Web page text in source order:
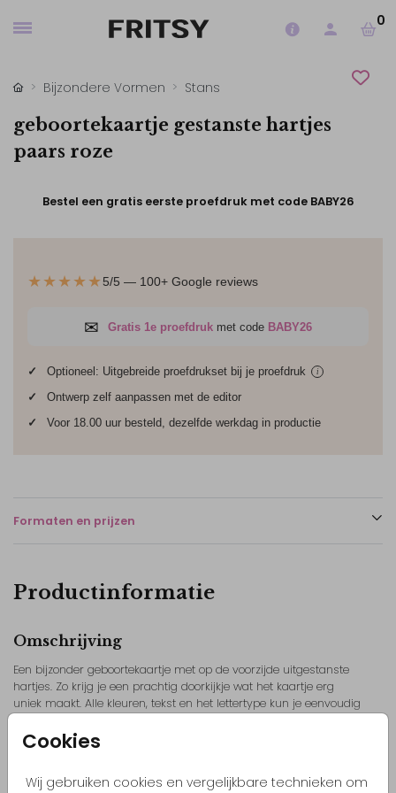
0
Cookies
Wij gebruiken cookies en vergelijkbare technieken om
Bijzondere Vormen Stans
geboortekaartje gestanste hartjes
paars roze
Bestel een gratis eerste proefdruk met code BABY26
★★★★★5/5 — 100+ Google reviews
✉ Gratis 1e proefdruk met code BABY26
✓ Optioneel: Uitgebreide proefdrukset bij je proefdruk i
✓
Ontwerp zelf aanpassen met de editor
✓
Voor 18.00 uur besteld, dezelfde werkdag in productie
Formaten en prijzen
Productinformatie
Omschrijving
Een bijzonder geboortekaartje met op de voorzijde uitgestanste
hartjes. Zo krijg je een prachtig doorkijkje wat het kaartje erg
uniek maakt. Alle kleuren, tekst en het lettertype kun je eenvoudig
biedt ook genoeg ruimte voor een mooie persoonlijke tekst. //